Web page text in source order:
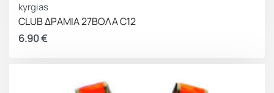
kyrgias
CLUB ΔΡΑΜΙΑ 27ΒΟΛΑ C12
6.90€